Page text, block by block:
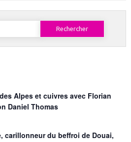
Alpes et cuivres avec Florian
Daniel Thomas
carillonneur du beffroi de Douai,